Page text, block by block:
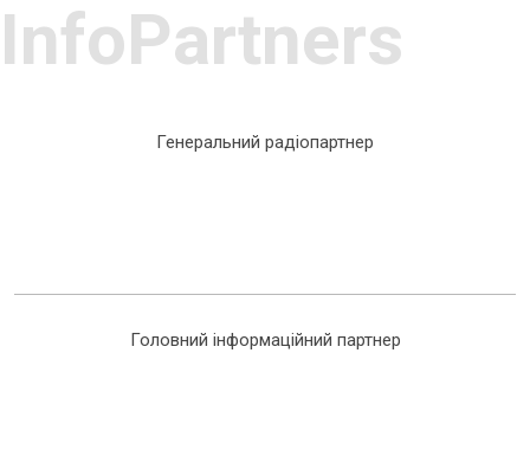
InfoPartners
Генеральний радіопартнер
Головний інформаційний партнер